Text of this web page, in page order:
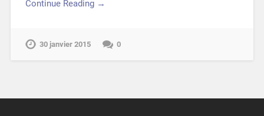
Continue Reading →
30 janvier 2015 0